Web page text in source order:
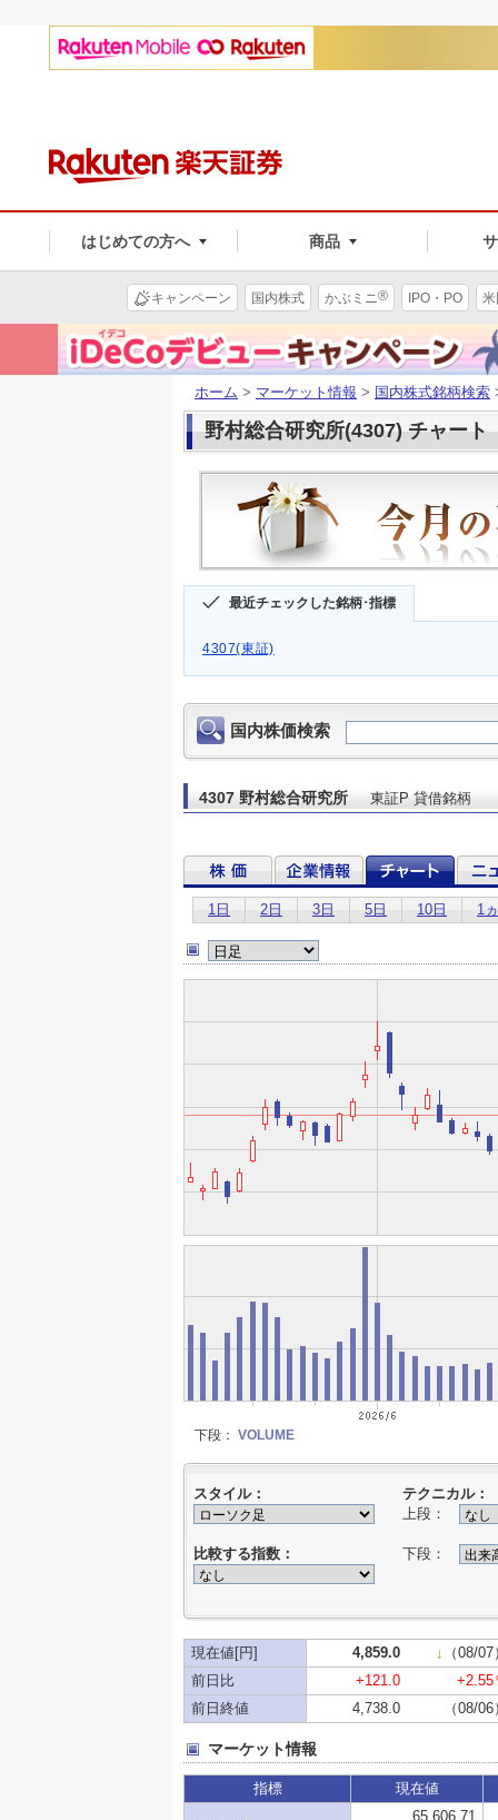
はじめての方へ 商品
キャンペーン 国内株式 かぶミニ® IPO・PO
ホーム > マーケット情報 > 国内株式銘柄検索
野村総合研究所(4307) チャート
最近チェックした銘柄･指標
4307(東証)